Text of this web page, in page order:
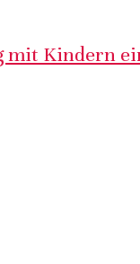
mit Kindern